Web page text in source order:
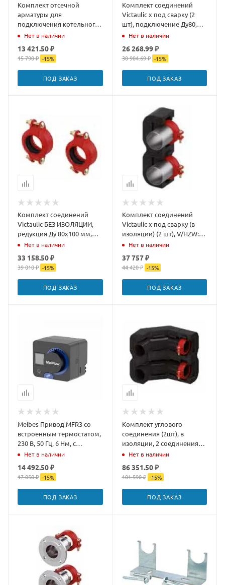
Комплект отсечной
арматуры для
подключения котельного
контура к
гребенке (Поколени
Нет в наличии
13 421.50 ₽
15 790 ₽ -15%
ПОД ЗАКАЗ
Комплект соединений
Victaulic x под сварку (2
шт), подключение Ду80,
патрубок под сварку Ду65
Нет в наличии
26 268.99 ₽
30 904.69 ₽ -15%
ПОД ЗАКАЗ
Комплект соединений
Victaulic БЕЗ ИЗОЛЯЦИИ,
редукция Ду 80x100 мм,
для соединения
Нет в наличии
33 158.50 ₽
39 010 ₽ -15%
ПОД ЗАКАЗ
Комплект соединений
Victaulic x под сварку (в
изоляции) (2 шт), V/HZW:
Ду 100 мм, WEZ Ду 80 мм,
Нет в наличии
37 757 ₽
44 420 ₽ -15%
ПОД ЗАКАЗ
Meibes Привод MFR3 со
встроенным термостатом,
230 В, 50 Гц, 6 Нм, с
дисплеем Артикул:
Нет в наличии
14 492.50 ₽
17 050 ₽ -15%
ПОД ЗАКАЗ
Комплект углового
соединения (2шт), в
изоляции, 2 соединения
Victaulic, PN 10 , мощность
Нет в наличии
86 351.50 ₽
101 590 ₽ -15%
ПОД ЗАКАЗ